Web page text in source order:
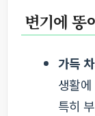
변기에 똥
가득
생활
특히